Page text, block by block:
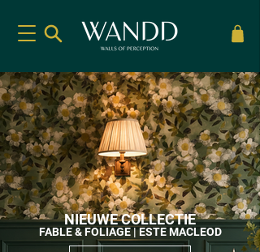
NIEUWE COLLECTIE
FABLE & FOLIAGE | ESTE MACLEOD